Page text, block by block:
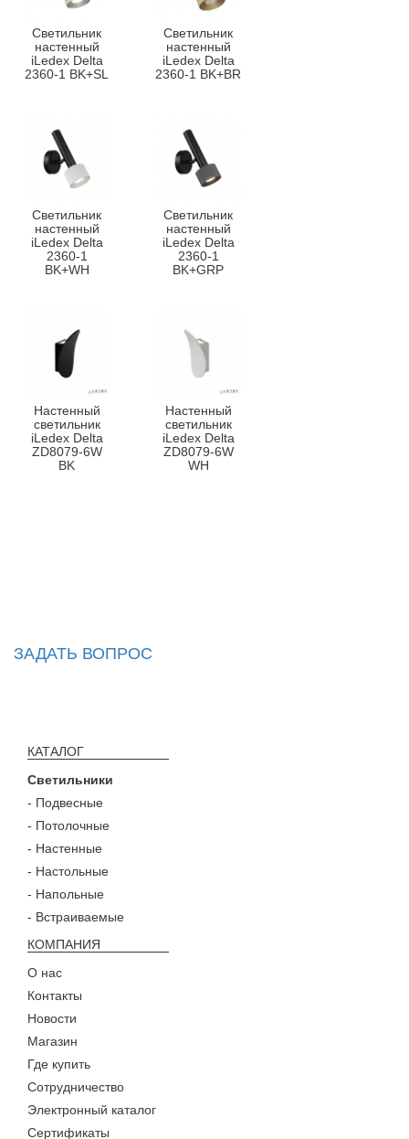
Светильник
настенный
iLedex Delta
2360-1 BK+SL
Светильник
настенный
iLedex Delta
2360-1 BK+BR
Светильник
настенный
iLedex Delta
2360-1
BK+WH
Светильник
настенный
iLedex Delta
2360-1
BK+GRP
Настенный
светильник
iLedex Delta
ZD8079-6W
BK
Настенный
светильник
iLedex Delta
ZD8079-6W
WH
ЗАДАТЬ ВОПРОС
КАТАЛОГ
Светильники
- Подвесные
- Потолочные
- Настенные
- Настольные
- Напольные
- Встраиваемые
КОМПАНИЯ
О нас
Контакты
Новости
Магазин
Где купить
Сотрудничество
Электронный каталог
Сертификаты